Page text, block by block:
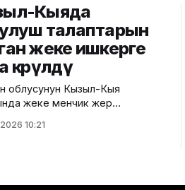
Кыяда
талаптарын
жеке ишкерге
көрүлдү
облусунун Кызыл-Кыя
жеке менчик жер
соода борборунун
чарба министрлигинин
10:21